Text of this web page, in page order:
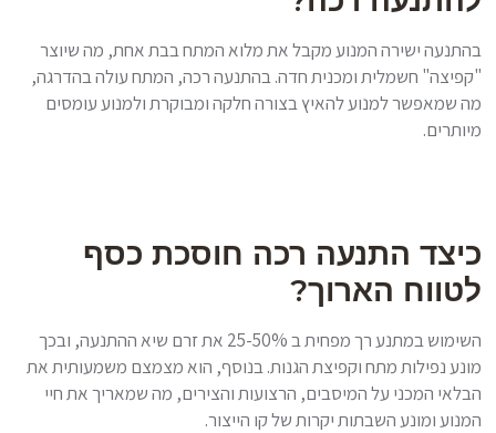
בהתנעה ישירה המנוע מקבל את מלוא המתח בבת אחת, מה שיוצר
"קפיצה" חשמלית ומכנית חדה. בהתנעה רכה, המתח עולה בהדרגה,
מה שמאפשר למנוע להאיץ בצורה חלקה ומבוקרת ולמנוע עומסים
מיותרים.
כיצד התנעה רכה חוסכת כסף
לטווח הארוך?
השימוש במתנע רך מפחית ב 25-50% את זרם שיא ההתנעה, ובכך
מונע נפילות מתח וקפיצת הגנות. בנוסף, הוא מצמצם משמעותית את
הבלאי המכני על המיסבים, הרצועות והצירים, מה שמאריך את חיי
המנוע ומונע השבתות יקרות של קו הייצור.